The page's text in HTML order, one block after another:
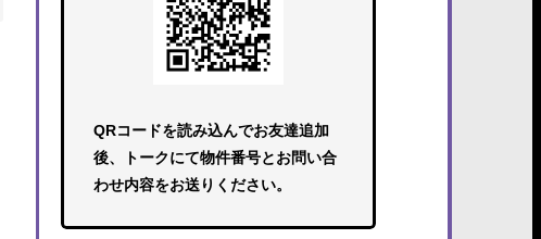
QRコードを読み込んでお友達追加
後、トークにて物件番号とお問い合
わせ内容をお送りください。